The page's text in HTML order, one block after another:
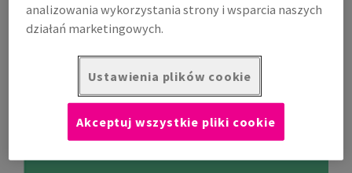
analizowania wykorzystania strony i wsparcia naszych
działań marketingowych.
Ustawienia plików cookie
Akceptuj wszystkie pliki cookie